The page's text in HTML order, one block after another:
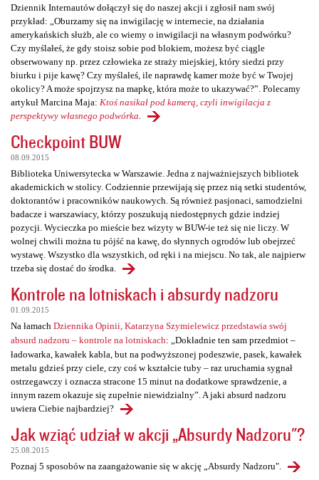
Dziennik Internautów dołączył się do naszej akcji i zgłosił nam swój
przykład: „Oburzamy się na inwigilację w internecie, na działania
amerykańskich służb, ale co wiemy o inwigilacji na własnym podwórku?
Czy myślałeś, że gdy stoisz sobie pod blokiem, możesz być ciągle
obserwowany np. przez człowieka ze straży miejskiej, który siedzi przy
biurku i pije kawę? Czy myślałeś, ile naprawdę kamer może być w Twojej
okolicy? A może spojrzysz na mapkę, która może to ukazywać?”. Polecamy
artykuł Marcina Maja: Ktoś nasikał pod kamerą, czyli inwigilacja z
perspektywy własnego podwórka
Checkpoint BUW
08.09.2015
Biblioteka Uniwersytecka w Warszawie. Jedna z najważniejszych bibliotek
akademickich w stolicy. Codziennie przewijają się przez nią setki studentów,
doktorantów i pracowników naukowych. Są również pasjonaci, samodzielni
badacze i warszawiacy, którzy poszukują niedostępnych gdzie indziej
pozycji. Wycieczka po mieście bez wizyty w BUW-ie też się nie liczy. W
wolnej chwili można tu pójść na kawę, do słynnych ogrodów lub obejrzeć
wystawę. Wszystko dla wszystkich, od ręki i na miejscu. No tak, ale najpierw
trzeba się dostać do środka.
Kontrole na lotniskach i absurdy nadzoru
01.09.2015
Na łamach Dziennika Opinii, Katarzyna Szymielewicz przedstawia swój
absurd nadzoru – kontrole na lotniskach: „Dokładnie ten sam przedmiot –
ładowarka, kawałek kabla, but na podwyższonej podeszwie, pasek, kawałek
metalu gdzieś przy ciele, czy coś w kształcie tuby – raz uruchamia sygnał
ostrzegawczy i oznacza stracone 15 minut na dodatkowe sprawdzenie, a
innym razem okazuje się zupełnie niewidzialny”. A jaki absurd nadzoru
uwiera Ciebie najbardziej?
Jak wziąć udział w akcji „Absurdy Nadzoru"?
25.08.2015
Poznaj 5 sposobów na zaangażowanie się w akcję „Absurdy Nadzoru".